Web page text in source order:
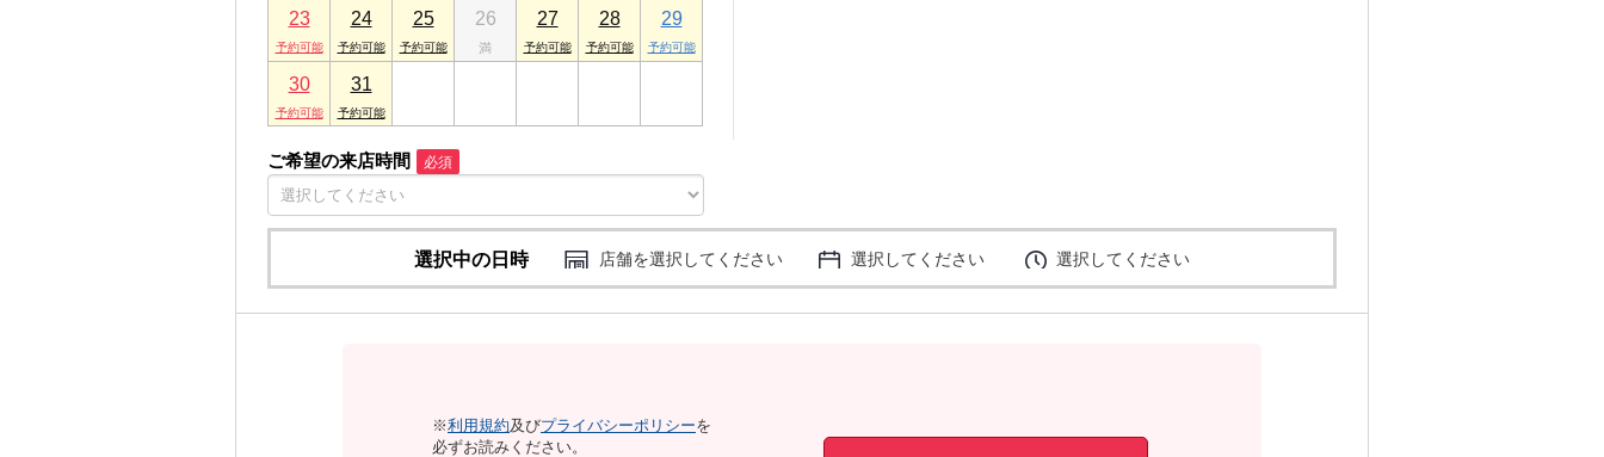
23 24 25 26 27 28 29
30 31
ご希望の来店時間 必須
選択中の日時 店舗を選択してください 選択してください 選択してください
※利用規約及びプライバシーポリシーを
必ずお読みください。